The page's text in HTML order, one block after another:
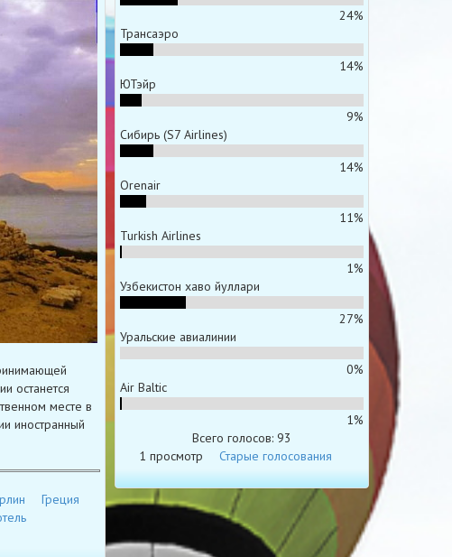
останется
месте в
иностранный
Греция
24%
Трансаэро
14%
ЮТэйр
9%
Сибирь (S7 Airlines)
14%
Orenair
11%
Turkish Airlines
1%
Узбекистон хаво йуллари
27%
Уральские авиалинии
0%
Air Baltic
1%
Всего голосов: 93
1 просмотр
Старые голосования